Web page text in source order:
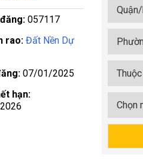
057117
rao:Đất Nền Dự
07/01/2025
hạn: